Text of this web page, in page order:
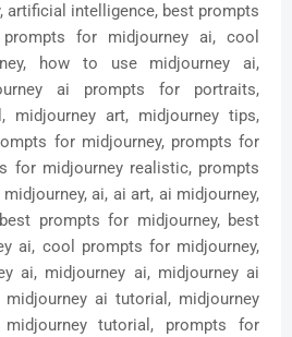
artificial intelligence, best prompts
for midjourney ai, cool
how to use midjourney ai,
ai prompts for portraits,
midjourney art, midjourney tips,
for midjourney, prompts for
for midjourney realistic, prompts
ai, ai art, ai midjourney,
prompts for midjourney, best
ai, cool prompts for midjourney,
ai, midjourney ai, midjourney ai
ai tutorial, midjourney
tutorial, prompts for